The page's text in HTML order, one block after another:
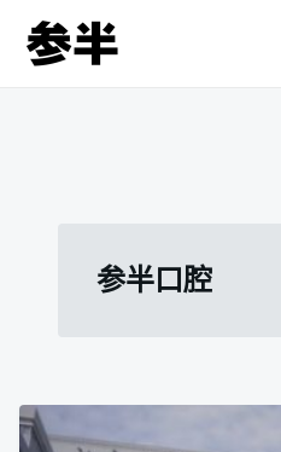
搜
索：
参半口腔